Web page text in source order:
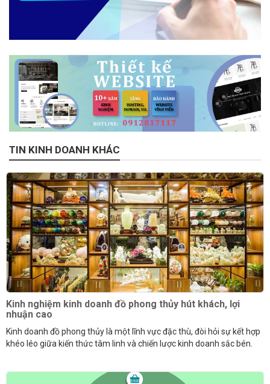
TIN KINH DOANH KHÁC
Kinh nghiệm kinh doanh đồ phong thủy hút khách, lợi
nhuận cao
Kinh doanh đồ phong thủy là một lĩnh vực đặc thù, đòi hỏi sự kết hợp
khéo léo giữa kiến thức tâm linh và chiến lược kinh doanh sắc bén.